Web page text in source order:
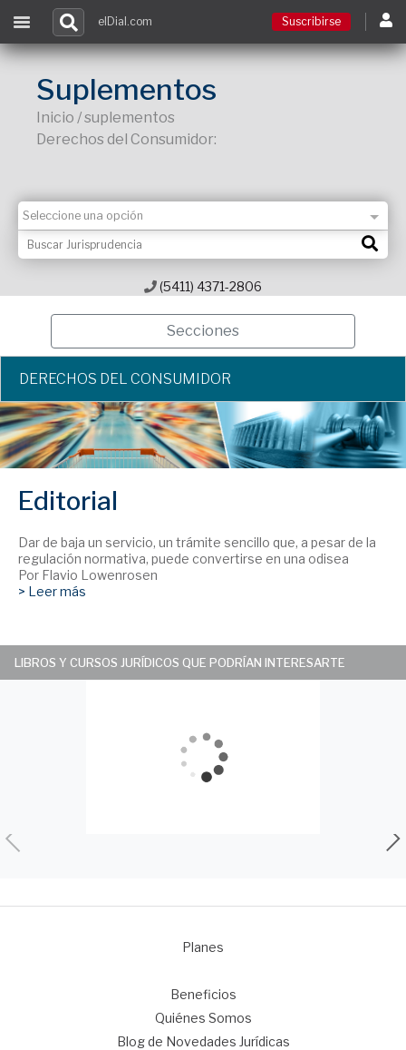
elDial.com Suscribirse
Suplementos
Inicio / suplementos
Derechos del Consumidor:
(5411) 4371-2806
Secciones
DERECHOS DEL CONSUMIDOR
Editorial
Dar de baja un servicio, un trámite sencillo que, a pesar de la
regulación normativa, puede convertirse en una odisea
Por Flavio Lowenrosen
> Leer más
LIBROS Y CURSOS JURÍDICOS QUE PODRÍAN INTERESARTE
Planes
Beneficios
Quiénes Somos
Blog de Novedades Jurídicas